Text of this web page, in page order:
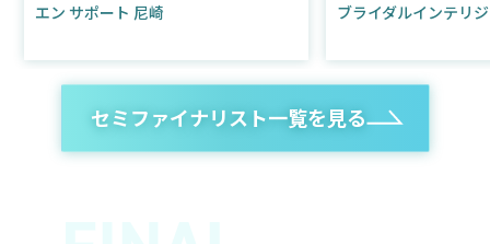
エン サポート 尼崎 ブライダルインテリ
セミファイナリスト一覧を見る